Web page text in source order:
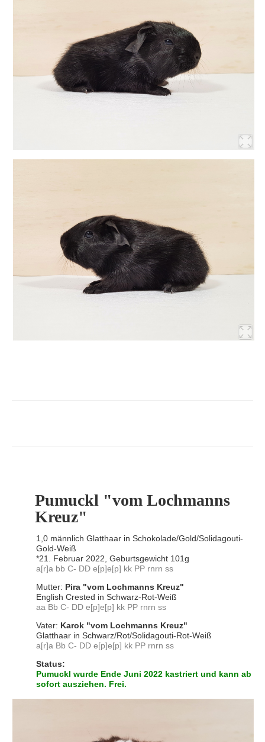
Pumuckl "vom Lochmanns
Kreuz"
1,0 männlich Glatthaar in Schokolade/Gold/Solidagouti-
Gold-Weiß
*21. Februar 2022, Geburtsgewicht 101g
a[r]a bb C- DD e[p]e[p] kk PP rnrn ss
Mutter: Pira "vom Lochmanns Kreuz"
English Crested in Schwarz-Rot-Weiß
aa Bb C- DD e[p]e[p] kk PP rnrn ss
Vater: Karok "vom Lochmanns Kreuz"
Glatthaar in Schwarz/Rot/Solidagouti-Rot-Weiß
a[r]a Bb C- DD e[p]e[p] kk PP rnrn ss
Status:
Pumuckl wurde Ende Juni 2022 kastriert und kann ab
sofort ausziehen. Frei.